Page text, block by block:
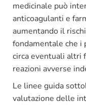
medicinale può
anticoagulanti e
aumentando il
fondamentale che i
circa eventuali altri
reazioni avverse
Le linee guida
valutazione delle